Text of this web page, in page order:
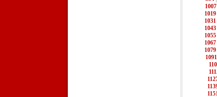
1007
1019
1031
1043
1055
1067
1079
1091